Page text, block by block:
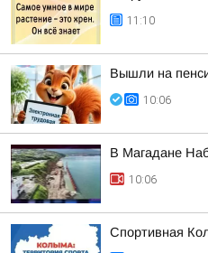
11:10
Вышли на
10:06
В Магадане
10:06
Спортивная